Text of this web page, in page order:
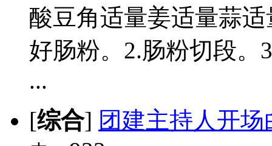
酸豆角适量姜适量蒜
好肠粉。2.肠粉切段。
...
[综合] 团建主持人开场